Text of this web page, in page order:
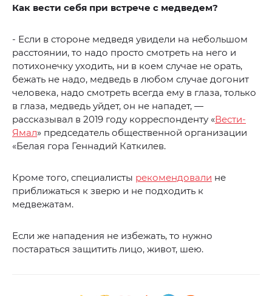
Как вести себя при встрече с медведем?
- Если в стороне медведя увидели на небольшом
расстоянии, то надо просто смотреть на него и
потихонечку уходить, ни в коем случае не орать,
бежать не надо, медведь в любом случае догонит
человека, надо смотреть всегда ему в глаза, только
в глаза, медведь уйдет, он не нападет, —
рассказывал в 2019 году корреспонденту «Вести-
Ямал» председатель общественной организации
«Белая гора Геннадий Каткилев.
Кроме того, специалисты рекомендовали не
приближаться к зверю и не подходить к
медвежатам.
Если же нападения не избежать, то нужно
постараться защитить лицо, живот, шею.